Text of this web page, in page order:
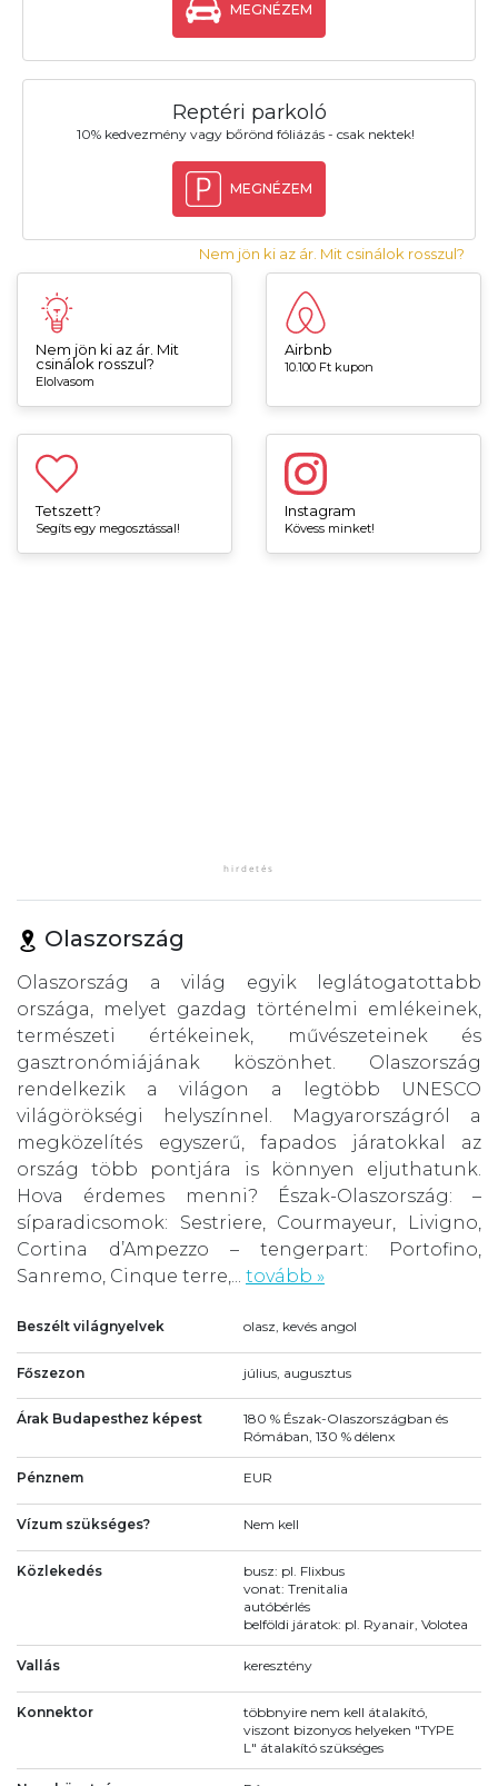
MEGNÉZEM
Reptéri parkoló
10% kedvezmény vagy bőrönd fóliázás - csak nektek!
MEGNÉZEM
Nem jön ki az ár. Mit csinálok rosszul?
Nem jön ki az ár. Mit
csinálok rosszul?
Elolvasom
Airbnb
10.100 Ft kupon
Tetszett?
Segíts egy megosztással!
Instagram
Kövess minket!
Olaszország
Olaszország a világ egyik leglátogatottabb
országa, melyet gazdag történelmi emlékeinek,
természeti értékeinek, művészeteinek és
gasztronómiájának köszönhet. Olaszország
rendelkezik a világon a legtöbb UNESCO
világörökségi helyszínnel. Magyarországról a
megközelítés egyszerű, fapados járatokkal az
ország több pontjára is könnyen eljuthatunk.
Hova érdemes menni? Észak-Olaszország: –
síparadicsomok: Sestriere, Courmayeur, Livigno,
Cortina d’Ampezzo – tengerpart: Portofino,
Sanremo, Cinque terre,... tovább »
Beszélt világnyelvek olasz, kevés angol
Főszezon július, augusztus
Árak Budapesthez képest
180 % Észak-Olaszországban és
Rómában, 130 % délenx
Pénznem EUR
Vízum szükséges? Nem kell
Közlekedés
busz: pl. Flixbus
vonat: Trenitalia
autóbérlés
belföldi járatok: pl. Ryanair, Volotea
Vallás keresztény
Konnektor
többnyire nem kell átalakító,
viszont bizonyos helyeken "TYPE
L" átalakító szükséges